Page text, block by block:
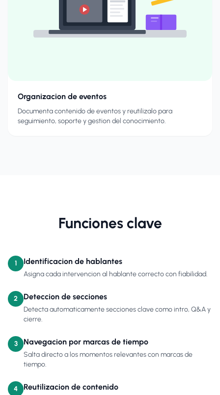
Organizacion de eventos
Documenta contenido de eventos y reutilizalo para
seguimiento, soporte y gestion del conocimiento.
Funciones clave
1 Identificacion de hablantes
Asigna cada intervencion al hablante correcto con fiabilidad.
2 Deteccion de secciones
Detecta automaticamente secciones clave como intro, Q&A y
cierre.
3 Navegacion por marcas de tiempo
Salta directo a los momentos relevantes con marcas de
tiempo.
4 Reutilizacion de contenido